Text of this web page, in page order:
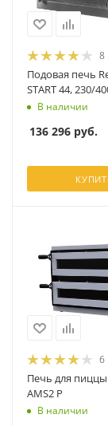
8
Подовая печь
START 44, 230/
В наличии
136 296 руб.
6
Печь для пиццы
AMS2 P
В наличии